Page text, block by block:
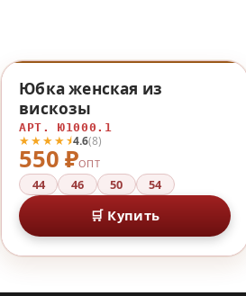
550 ₽ОПТ
★★★★⯨4.6(8)
Юбка женская из
вискозы
АРТ. Ю1000.1
44 46 50 54
🛒 Купить